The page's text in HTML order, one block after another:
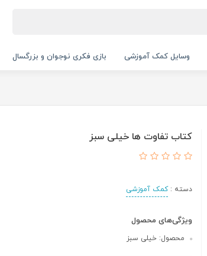
وسایل کمک آموزشی بازی فکری نوجوان و بزرگسال
کتاب تفاوت ها خیلی سبز
دسته :کمک آموزشی
ویژگی‌های محصول
محصول: خیلی سبز